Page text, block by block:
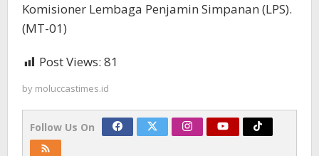
Komisioner Lembaga Penjamin Simpanan (LPS).
(MT-01)
Post Views: 81
by moluccastimes.id
Follow Us On